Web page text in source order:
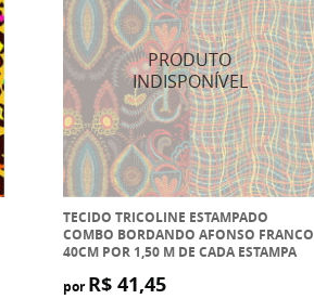
TECIDO TRICOLINE ESTAMPADO
COMBO BORDANDO AFONSO FRANCO
40CM POR 1,50 M DE CADA ESTAMPA
por R$ 41,45